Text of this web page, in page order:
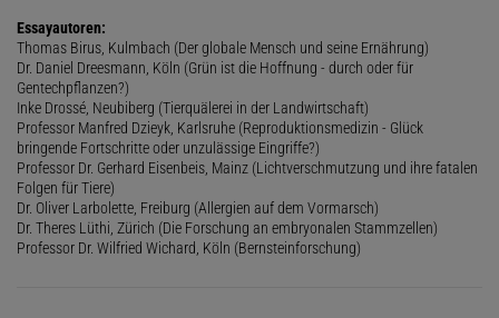
Essayautoren:
Thomas Birus, Kulmbach (Der globale Mensch und seine Ernährung)
Dr. Daniel Dreesmann, Köln (Grün ist die Hoffnung - durch oder für
Gentechpflanzen?)
Inke Drossé, Neubiberg (Tierquälerei in der Landwirtschaft)
Professor Manfred Dzieyk, Karlsruhe (Reproduktionsmedizin - Glück
bringende Fortschritte oder unzulässige Eingriffe?)
Professor Dr. Gerhard Eisenbeis, Mainz (Lichtverschmutzung und ihre fatalen
Folgen für Tiere)
Dr. Oliver Larbolette, Freiburg (Allergien auf dem Vormarsch)
Dr. Theres Lüthi, Zürich (Die Forschung an embryonalen Stammzellen)
Professor Dr. Wilfried Wichard, Köln (Bernsteinforschung)